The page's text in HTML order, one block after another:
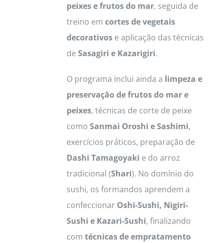
peixes e frutos do mar, seguida de
treino em cortes de vegetais
decorativose aplicação das técnicas
de Sasagiri e Kazarigiri.
O programa inclui ainda a limpeza e
preservação de frutos do mar e
peixes, técnicas de corte de peixe
como Sanmai Oroshi e Sashimi,
exercícios práticos, preparação de
Dashi Tamagoyaki e do arroz
tradicional (Shari). No domínio do
sushi, os formandos aprendem a
confeccionar Oshi-Sushi, Nigiri-
Sushi e Kazari-Sushi, finalizando
com técnicas de empratamento